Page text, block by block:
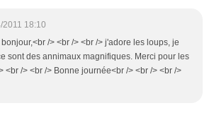
2011 18:10
/> <br /> <br /> j'adore les loups, je
sont des annimaux magnifiques. Merci pour les
<br /> <br /> Bonne journée<br /> <br /> <br />